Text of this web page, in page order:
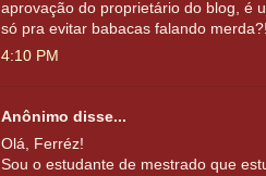
aprovação do proprietário do blog, é
só pra evitar babacas falando
4:10 PM
Anônimo disse...
Olá, Ferréz!
Sou o estudante de mestrado que